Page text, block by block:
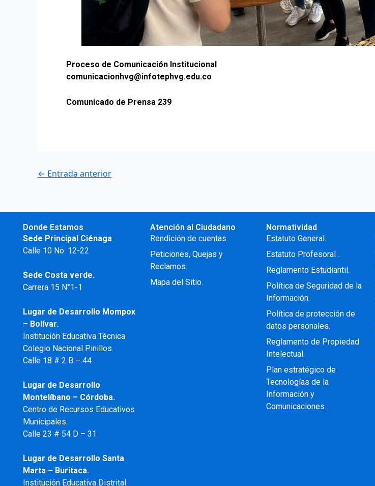
Proceso de Comunicación Institucional
comunicacionhvg@infotephvg.edu.co
Comunicado de Prensa 239
← Entrada anterior
Donde Estamos
Sede Principal Ciénaga
Calle 10 No. 12-22
Sede Costa verde.
Carrera 15 N°1-1
Lugar de Desarrollo Mompox
– Bolívar.
Institución Educativa Técnica
Colegio Nacional Pinillos.
Calle 18 # 2 B – 44
Lugar de Desarrollo
Montelíbano – Córdoba.
Centro de Recursos Educativos
Municipales.
Calle 23 # 54 D – 31
Lugar de Desarrollo Santa
Marta – Buritaca.
Institución Educativa Distrital
Atención al Ciudadano
Rendición de cuentas.
Peticiones, Quejas y
Reclamos.
Mapa del Sitio.
Normatividad
Estatuto General.
Estatuto Profesoral .
Reglamento Estudiantil.
Política de Seguridad de la
Información.
Política de protección de
datos personales.
Reglamento de Propiedad
Intelectual.
Plan estratégico de
Tecnologías de la
Información y
Comunicaciones .